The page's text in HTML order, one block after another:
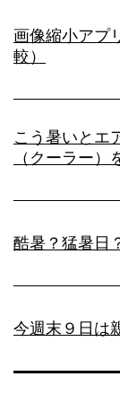
画像縮小アプ
較）
こう暑いとエ
（クーラー）
酷暑？猛暑日
今週末９日は